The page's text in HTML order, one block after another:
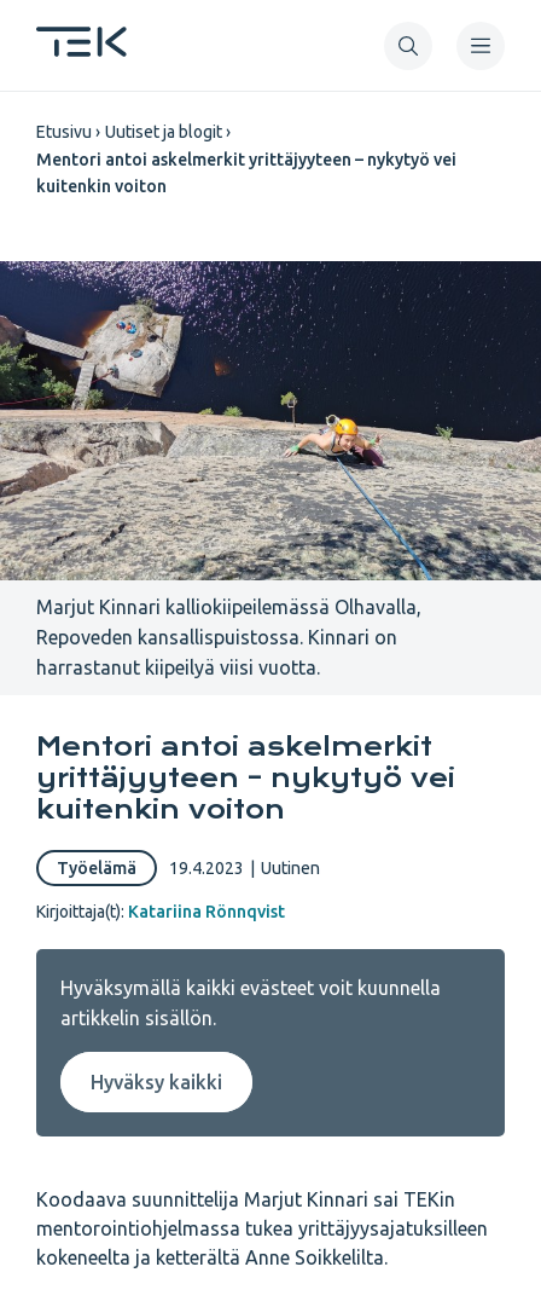
pääsisältöön
Murupolku
Etusivu
Uutiset ja blogit
Mentori antoi askelmerkit yrittäjyyteen – nykytyö vei
kuitenkin voiton
Marjut Kinnari kalliokiipeilemässä Olhavalla,
Repoveden kansallispuistossa. Kinnari on
harrastanut kiipeilyä viisi vuotta.
Mentori antoi askelmerkit
yrittäjyyteen – nykytyö vei
kuitenkin voiton
Työelämä 19.4.2023 Uutinen
Kirjoittaja(t): Katariina Rönnqvist
Hyväksymällä kaikki evästeet voit kuunnella
artikkelin sisällön.
Hyväksy kaikki
Koodaava suunnittelija Marjut Kinnari sai TEKin
mentorointiohjelmassa tukea yrittäjyysajatuksilleen
kokeneelta ja ketterältä Anne Soikkelilta.